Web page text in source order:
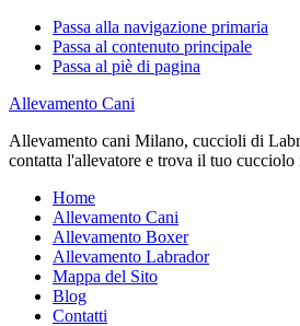
Passa alla navigazione primaria
Passa al contenuto principale
Passa al piè di pagina
Allevamento Cani
Allevamento cani Milano, cuccioli di
contatta l'allevatore e trova il tuo cucciolo
Home
Allevamento Cani
Allevamento Boxer
Allevamento Labrador
Mappa del Sito
Blog
Contatti